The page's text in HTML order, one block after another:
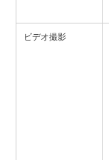
ビデオ撮影